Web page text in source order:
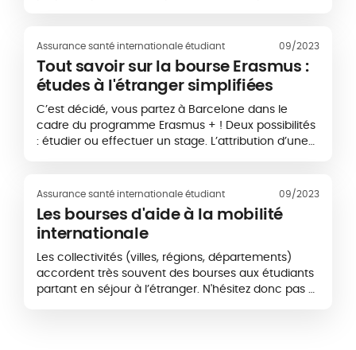
Assurance santé internationale étudiant 09/2023
Tout savoir sur la bourse Erasmus :
études à l'étranger simplifiées
C’est décidé, vous partez à Barcelone dans le
cadre du programme Erasmus + ! Deux possibilités
: étudier ou effectuer un stage. L’attribution d’une
Assurance santé internationale étudiant 09/2023
Les bourses d'aide à la mobilité
internationale
Les collectivités (villes, régions, départements)
accordent très souvent des bourses aux étudiants
partant en séjour à l’étranger. N'hésitez donc pas à